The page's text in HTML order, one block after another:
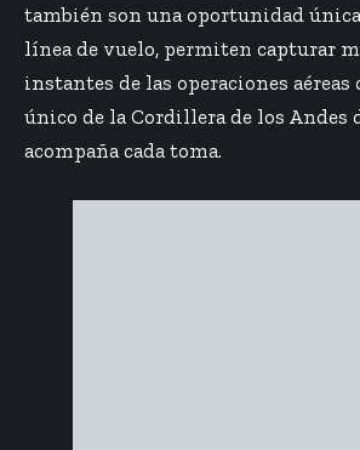
también son una oportunidad
línea de vuelo, permiten capturar
instantes de las operaciones aéreas
único de la Cordillera de los Andes
acompaña cada toma.